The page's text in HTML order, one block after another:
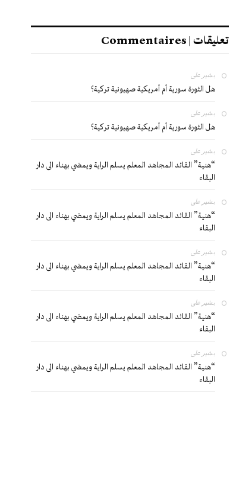
تعليقات | Commentaires
بشير على
هل الثورة سورية أم أمريكية صهيونية تركية؟
بشير على
هل الثورة سورية أم أمريكية صهيونية تركية؟
بشير على
“هنية” القائد المجاهد المعلم يسلم الراية ويمضي بهناء الى دار
البقاء
بشير على
“هنية” القائد المجاهد المعلم يسلم الراية ويمضي بهناء الى دار
البقاء
بشير على
“هنية” القائد المجاهد المعلم يسلم الراية ويمضي بهناء الى دار
البقاء
بشير على
“هنية” القائد المجاهد المعلم يسلم الراية ويمضي بهناء الى دار
البقاء
بشير على
“هنية” القائد المجاهد المعلم يسلم الراية ويمضي بهناء الى دار
البقاء